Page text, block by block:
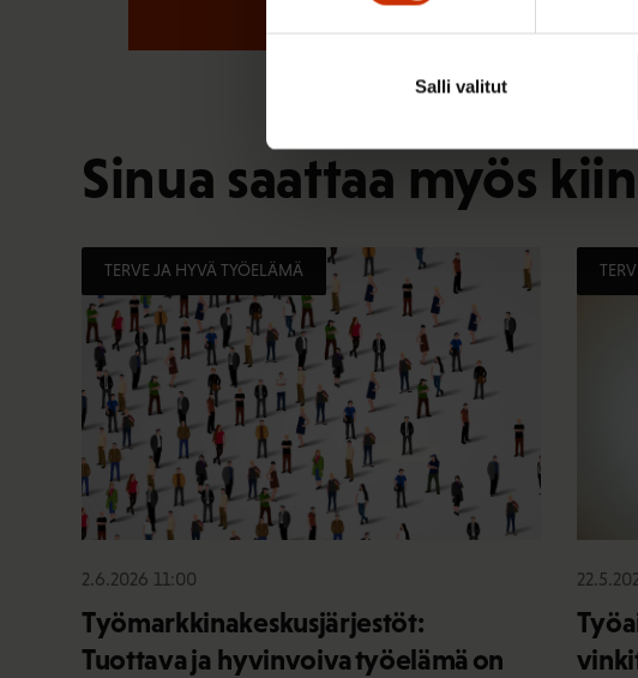
Salli valitut
Sinua saattaa myös
TERVE JA HYVÄ TYÖELÄMÄ
2.6.2026 11:00
Työmarkkinakeskusjärjestöt:
Tuottava ja hyvinvoiva työelämä on